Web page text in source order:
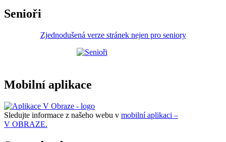
Senioři
Zjednodušená verze stránek nejen pro seniory
Mobilní aplikace
Sledujte informace z našeho webu v mobilní aplikaci –
V OBRAZE.